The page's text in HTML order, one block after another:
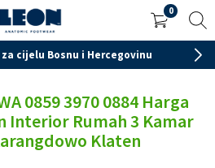
0
za cijelu Bosnu i Hercegovinu
0859 3970 0884 Harga
Interior Rumah 3 Kamar
Klaten